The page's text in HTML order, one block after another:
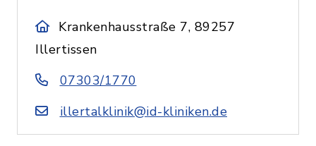
Krankenhausstraße 7, 89257
Illertissen
07303/1770
illertalklinik@id-kliniken.de